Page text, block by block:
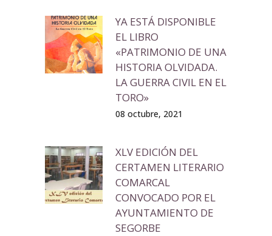
YA ESTÁ DISPONIBLE
EL LIBRO
«PATRIMONIO DE UNA
HISTORIA OLVIDADA.
LA GUERRA CIVIL EN EL
TORO»
08 octubre, 2021
XLV EDICIÓN DEL
CERTAMEN LITERARIO
COMARCAL
CONVOCADO POR EL
AYUNTAMIENTO DE
SEGORBE